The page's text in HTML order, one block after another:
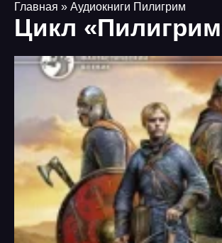
Главная » Аудиокниги Пилигрим
Цикл